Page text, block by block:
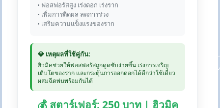
• ฟอสฟอรัสสูง เร่งดอก เร่งราก
• เพิ่มการติดผล ลดการร่วง
• เสริมความแข็งแรงของราก
💎 เหตุผลที่ใช้คู่กัน:
ฮิวมิคช่วยให้ฟอสฟอรัสถูกดูดซับง่ายขึ้น เร่งการเจริญ
เติบโตของราก และกระตุ้นการออกดอกได้ดีกว่าใช้เดี่ยว
ผสมฉีดพ่นพร้อมกันได้
💰 สตาร์เฟอร์: 250 บาท | ฮิวมิค